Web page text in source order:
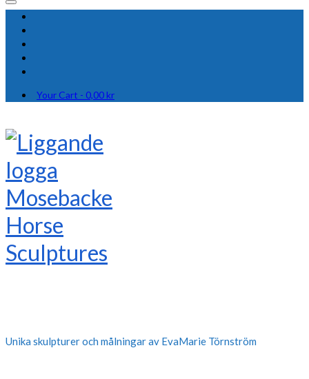
Your Cart - 0,00kr
Unika skulpturer och målningar av EvaMarie Törnström